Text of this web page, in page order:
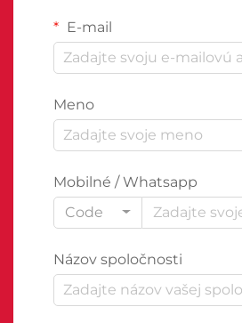
E-mail
Meno
Mobilné / Whatsapp
Code
Názov spoločnosti